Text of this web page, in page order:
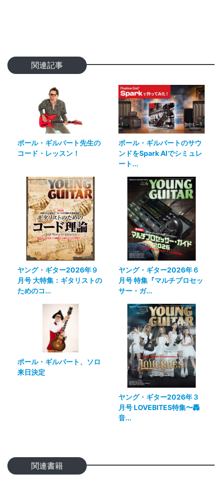
関連記事
ポール・ギルバート先生の
コード・レッスン！
ポール・ギルバートのサウ
ンドをSpark AIでシミュレ
ート...
ヤング・ギター2026年９
月号 大特集：ギタリストの
ためのコ...
ヤング・ギター2026年６
月号 特集『マルチプロセッ
サー・ガ...
ポール・ギルバート、ソロ
来日決定
ヤング・ギター2026年３
月号 LOVEBITES特集〜轟
音...
関連書籍